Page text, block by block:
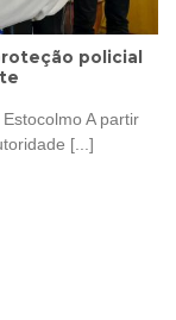
policial
A partir
[...]